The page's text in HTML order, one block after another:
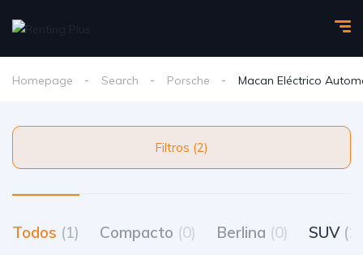
Homepage Search Porsche Macan Eléctrico
Filtros (2)
Todos (1) Compacto (0) Berlina (0) SUV (1)